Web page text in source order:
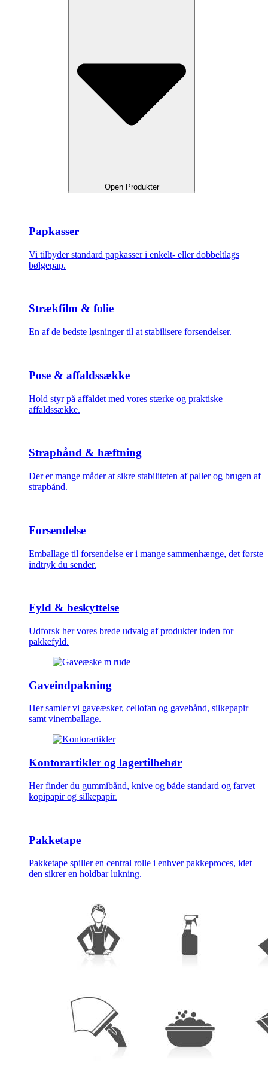
Open Produkter
Papkasser
Vi tilbyder standard papkasser i enkelt- eller dobbeltlags
bølgepap.
Strækfilm & folie
En af de bedste løsninger til at stabilisere forsendelser.
Pose & affaldssække
Hold styr på affaldet med vores stærke og praktiske
affaldssække.
Strapbånd & hæftning
Der er mange måder at sikre stabiliteten af paller og brugen af
strapbånd.
Forsendelse
Emballage til forsendelse er i mange sammenhænge, det første
indtryk du sender.
Fyld & beskyttelse
Udforsk her vores brede udvalg af produkter inden for
pakkefyld.
Gaveindpakning
Her samler vi gaveæsker, cellofan og gavebånd, silkepapir
samt vinemballage.
Kontorartikler og lagertilbehør
Her finder du gummibånd, knive og både standard og farvet
kopipapir og silkepapir.
Pakketape
Pakketape spiller en central rolle i enhver pakkeproces, idet
den sikrer en holdbar lukning.